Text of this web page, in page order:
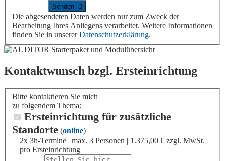
Die abgesendeten Daten werden nur zum Zweck der
Bearbeitung Ihres Anliegens verarbeitet. Weitere Informationen
finden Sie in unsererDatenschutzerklärung.
Kontaktwunsch bzgl. Ersteinrichtung
Bitte kontaktieren Sie mich
zu folgendem Thema:
Ersteinrichtung für zusätzliche
Standorte (online)
2x 3h-Termine | max. 3 Personen | 1.375,00 € zzgl. MwSt.
pro Ersteinrichtung